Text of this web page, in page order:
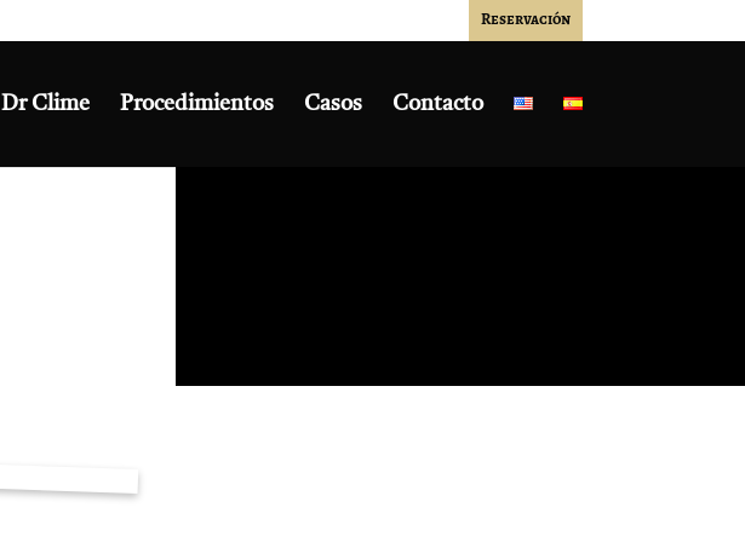
Reservación
Dr Clime Procedimientos Casos Contacto